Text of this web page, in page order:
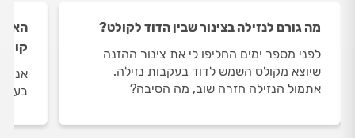
מה גורם לנזילה בצינור שבין הדוד לקולט?
לפני מספר ימים החליפו לי את צינור ההזנה
שיוצא מקולט השמש לדוד בעקבות נזילה.
אתמול הנזילה חזרה שוב, מה הסיבה?
האם
אני